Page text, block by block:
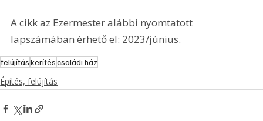
A cikk az Ezermester alábbi nyomtatott
lapszámában érhető el: 2023/június.
felújításkerítéscsaládi ház
Építés, felújítás